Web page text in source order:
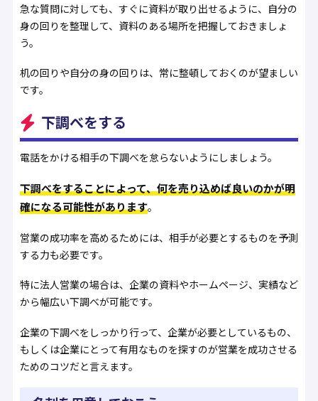
急な質問に対しても、すぐに資料が取り出せるように、自分の
身の回りを整理して、資料のある場所を把握しておきましょ
う。
机の回りや自分の身の回りは、常に整頓しておくのが望ましい
です。
下調べをする
電話をかける相手の下調べを怠らないようにしましょう。
下調べをすることによって、何を売り込めば良いのかが明
確になる可能性があります。
営業の成功率を高めるためには、相手が必要とするものを予測
する力も必要です。
特に法人営業の場合は、企業の資料やホームページ、実績など
から幅広い下調べが可能です。
企業の下調べをしっかり行って、企業が必要としているもの、
もしくは企業にとって有用なものを探すのが営業を成功させる
ためのコツだと言えます。